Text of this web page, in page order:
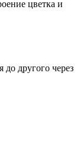
цветка и
до другого через